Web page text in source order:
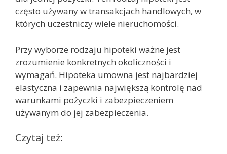
często używany w transakcjach handlowych, w
których uczestniczy wiele nieruchomości.
Przy wyborze rodzaju hipoteki ważne jest
zrozumienie konkretnych okoliczności i
wymagań. Hipoteka umowna jest najbardziej
elastyczna i zapewnia największą kontrolę nad
warunkami pożyczki i zabezpieczeniem
używanym do jej zabezpieczenia.
Czytaj też: